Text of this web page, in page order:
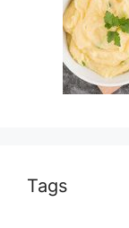
Tags